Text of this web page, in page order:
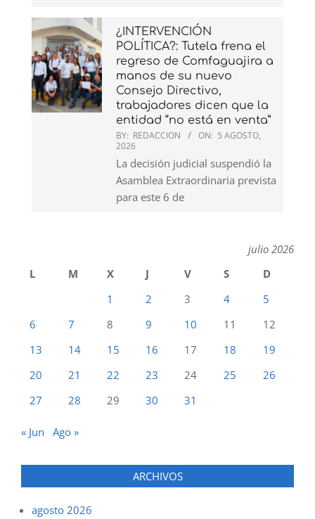
¿INTERVENCIÓN
POLÍTICA?: Tutela frena el
regreso de Comfaguajira a
manos de su nuevo
Consejo Directivo,
trabajadores dicen que la
entidad “no está en venta”
BY: REDACCION ON: 5 AGOSTO,
2026
La decisión judicial suspendió la
Asamblea Extraordinaria prevista
para este 6 de
julio 2026
L
M X J V S
D
1
2 3 4
5
6
7 8 9 10 11
12
13
14 15 16 17 18
19
20
21 22 23 24 25
26
27
28 29 30 31
« Jun Ago »
ARCHIVOS
agosto 2026